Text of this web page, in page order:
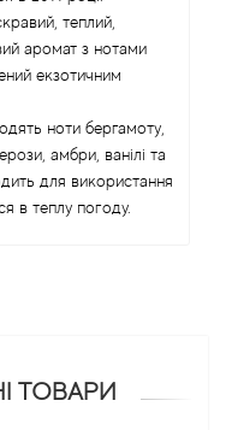
теплий,
аромат з нотами
екзотичним
ноти бергамоту,
амбри, ванілі та
для використання
в теплу погоду.
ТОВАРИ